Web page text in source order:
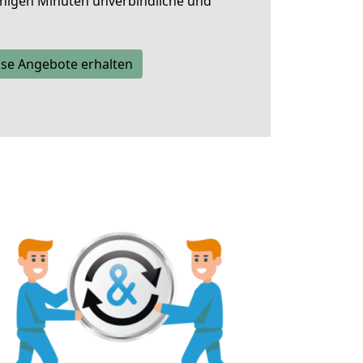
Angebote erhalten